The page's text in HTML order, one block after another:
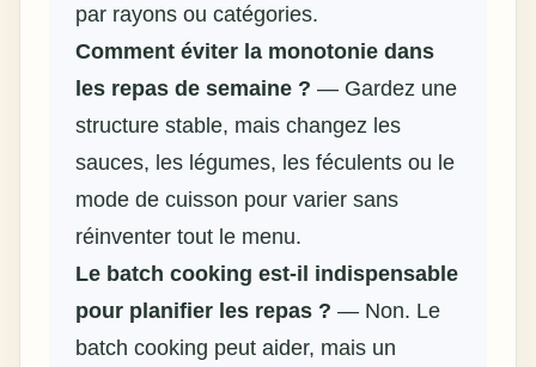
par rayons ou catégories.
Comment éviter la monotonie dans
les repas de semaine ? — Gardez une
structure stable, mais changez les
sauces, les légumes, les féculents ou le
mode de cuisson pour varier sans
réinventer tout le menu.
Le batch cooking est-il indispensable
pour planifier les repas ? — Non. Le
batch cooking peut aider, mais un